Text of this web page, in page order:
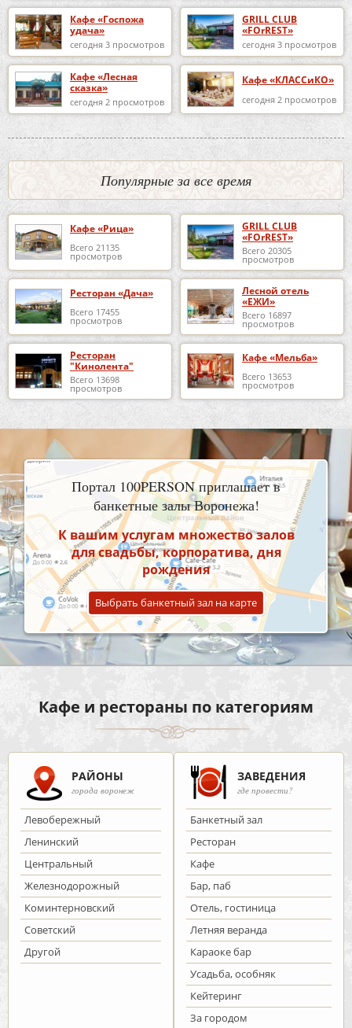
Кафе «Госпожа
удача»
сегодня 3 просмотров
GRILL CLUB
«FOrREST»
сегодня 3 просмотров
Кафе «Лесная
сказка»
сегодня 2 просмотров
Кафе «КЛАССиКО»
сегодня 2 просмотров
Популярные за все время
Кафе «Рица»
Всего 21135
просмотров
GRILL CLUB
«FOrREST»
Всего 20305
просмотров
Ресторан «Дача»
Всего 17455
просмотров
Лесной отель
«ЕЖИ»
Всего 16897
просмотров
Ресторан
"Кинолента"
Всего 13698
просмотров
Кафе «Мельба»
Всего 13653
просмотров
Портал 100PERSON приглашает в
банкетные залы Воронежа!
К вашим услугам множество залов
для свадьбы, корпоратива, дня
рождения
Выбрать банкетный зал на карте
Кафе и рестораны по категориям
РАЙОНЫ
города воронеж
Левобережный
Ленинский
Центральный
Железнодорожный
Коминтерновский
Советский
Другой
ЗАВЕДЕНИЯ
где провести?
Банкетный зал
Ресторан
Кафе
Бар, паб
Отель, гостиница
Летняя веранда
Караоке бар
Усадьба, особняк
Кейтеринг
За городом